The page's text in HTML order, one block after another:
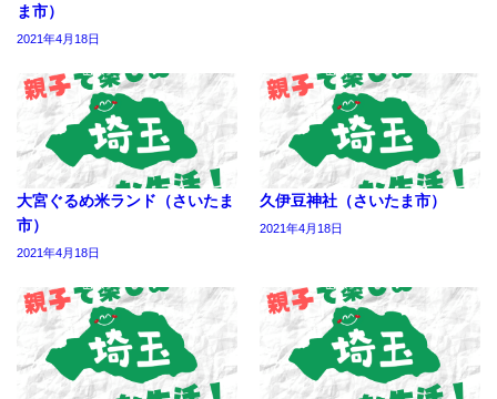
ま市）
2021年4月18日
大宮ぐるめ米ランド（さいたま
市）
2021年4月18日
久伊豆神社（さいたま市）
2021年4月18日